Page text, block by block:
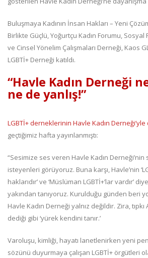
Buluşmaya Kadının İnsan Hakları – Yeni
Birlikte Güçlü, Yoğurtçu Kadın Forumu, Sosyal
ve Cinsel Yönelim Çalışmaları Derneği, Kaos
LGBTİ+ Derneği katıldı.
“Havle Kadın Derneği
ne de yanlış!”
LGBTİ+ derneklerinin Havle Kadın Derneği’yle
geçtiğimiz hafta yayınlanmıştı:
“Sesimize ses veren Havle Kadın
isteyenleri görüyoruz. Buna karşı, Havle’nin
haklarıdır’ ve ‘Müslüman LGBTİ+’lar vardır’
yakından tanıyoruz. Kurulduğu günden beri
Havle Kadın Derneği yalnız değildir. Zira, tıpkı
dediği gibi ‘yürek kendini tanır.’
Varoluşu, kimliği, hayatı lanetlenirken yeni
sözünü duyurmaya çalışan LGBTİ+ örgütleri